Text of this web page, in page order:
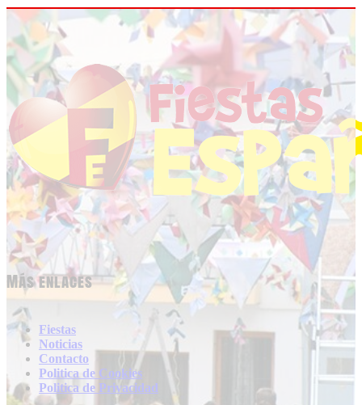
Más enlaces
Fiestas
Noticias
Contacto
Politica de Cookies
Politica de Privacidad